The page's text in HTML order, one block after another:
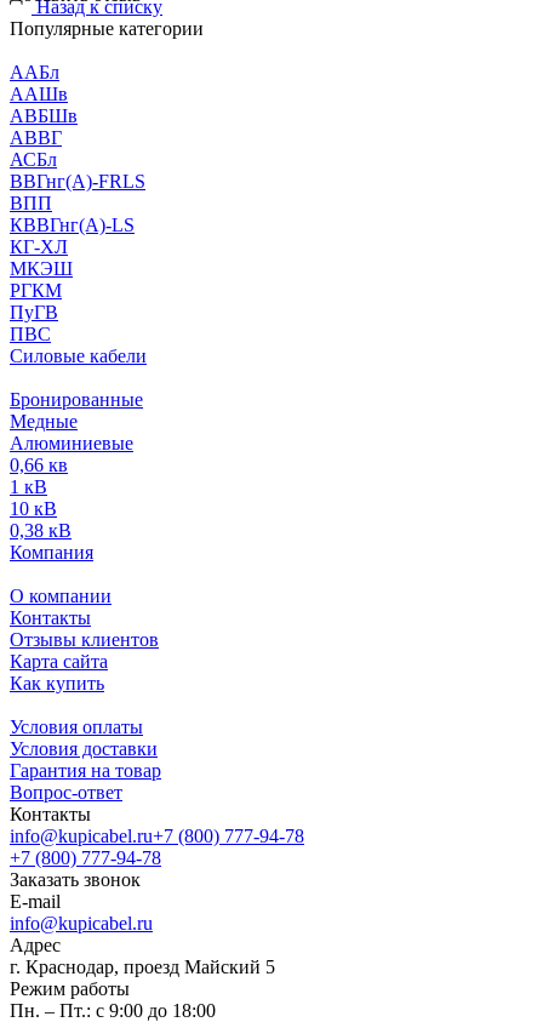
Назад к списку
Популярные категории
ААБл
ААШв
АВБШв
АВВГ
АСБл
ВВГнг(А)-FRLS
ВПП
КВВГнг(А)-LS
КГ-ХЛ
МКЭШ
РГКМ
ПуГВ
ПВС
Силовые кабели
Бронированные
Медные
Алюминиевые
0,66 кв
1 кВ
10 кВ
0,38 кВ
Компания
О компании
Контакты
Отзывы клиентов
Карта сайта
Как купить
Условия оплаты
Условия доставки
Гарантия на товар
Вопрос-ответ
Контакты
info@kupicabel.ru+7 (800) 777-94-78
+7 (800) 777-94-78
Заказать звонок
E-mail
info@kupicabel.ru
Адрес
г. Краснодар, проезд Майский 5
Режим работы
Пн. – Пт.: с 9:00 до 18:00